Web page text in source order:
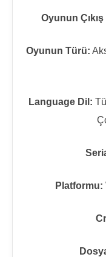
Oyunun Çıkış
Oyunun Türü:
Language Dil:
Platformu: